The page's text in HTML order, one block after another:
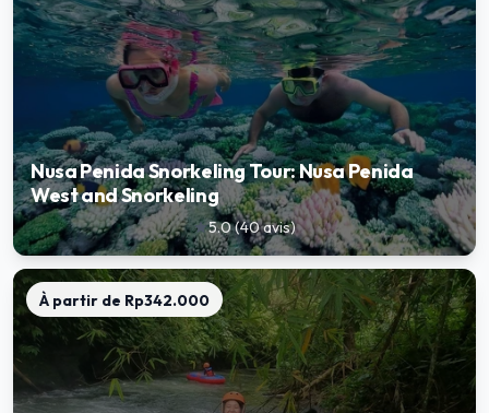
Nusa Penida Snorkeling Tour: Nusa Penida
West and Snorkeling
star5.0(40avis)
À partir de Rp342.000